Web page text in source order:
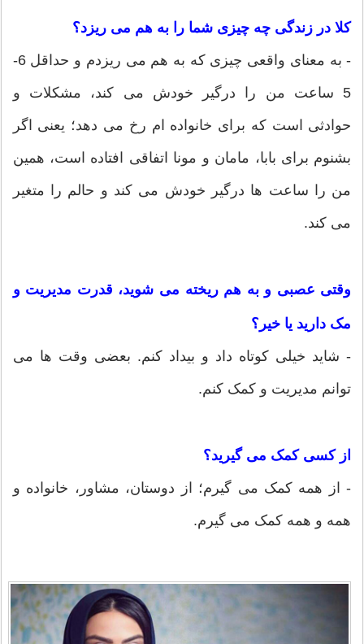
کلا در زندگی چه چیزی شما را به هم می ریزد؟
- به معنای واقعی چیزی که به هم می ریزدم و حداقل 6-
5 ساعت من را درگیر خودش می کند، مشکلات و
حوادثی است که برای خانواده ام رخ می دهد؛ یعنی اگر
بشنوم برای بابا، مامان و مونا اتفاقی افتاده است، همین
من را ساعت ها درگیر خودش می کند و حالم را متغیر
می کند.
وقتی عصبی و به هم ریخته می شوید، قدرت مدیریت و
مک دارید یا خیر؟
- شاید خیلی کوتاه داد و بیداد کنم. بعضی وقت ها می
توانم مدیریت و کمک کنم.
از کسی کمک می گیرید؟
- از همه کمک می گیرم؛ از دوستان، مشاور، خانواده و
همه و همه کمک می گیرم.